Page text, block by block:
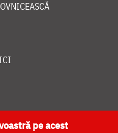
pe acest